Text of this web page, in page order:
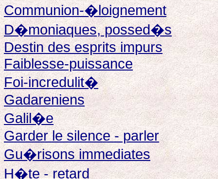
Communion-�loignement
D�moniaques, possed�s
Destin des esprits impurs
Faiblesse-puissance
Foi-incredulit�
Gadareniens
Galil�e
Garder le silence - parler
Gu�risons immediates
H�te - retard